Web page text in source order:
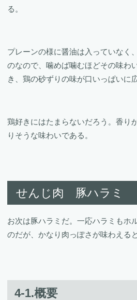
る。
プレーンの様に醤油は入っていなく
のなので、噛めば噛むほどその味わ
き、鶏の砂ずりの味が口いっぱいに
鶏好きにはたまらないだろう。香り
りそうな味わいである。
せんじ肉 豚ハラミ
お次は豚ハラミだ。一応ハラミもホ
のだが、かなり肉っぽさが味わえる
4-1.概要